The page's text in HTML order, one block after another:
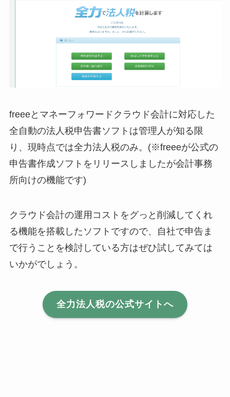
freeeとマネーフォワードクラウド会計に対応した
全自動の法人税申告書ソフトは管理人が知る限
り、現時点では全力法人税のみ。(※freeeが公式の
申告書作成ソフトをリリースしましたが会計事務
所向けの機能です)
クラウド会計の運用コストをグっと削減してくれ
る機能を搭載したソフトですので、自社で申告ま
で行うことを検討している方はぜひ試してみては
いかがでしょう。
全力法人税の公式サイトへ